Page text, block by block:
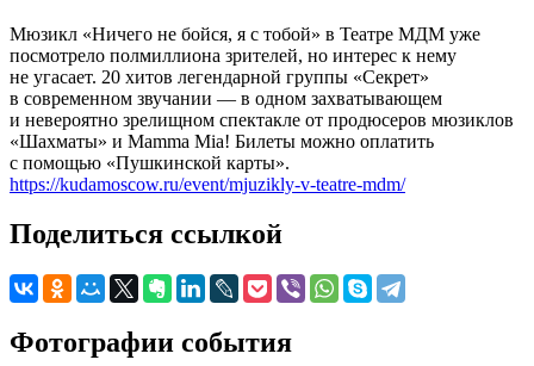
Мюзикл «Ничего не бойся, я с тобой» в Театре МДМ уже
посмотрело полмиллиона зрителей, но интерес к нему
не угасает. 20 хитов легендарной группы «Секрет»
в современном звучании — в одном захватывающем
и невероятно зрелищном спектакле от продюсеров мюзиклов
«Шахматы» и Mamma Mia! Билеты можно оплатить
с помощью «Пушкинской карты».
https://kudamoscow.ru/event/mjuzikly-v-teatre-mdm/
Поделиться ссылкой
Фотографии события